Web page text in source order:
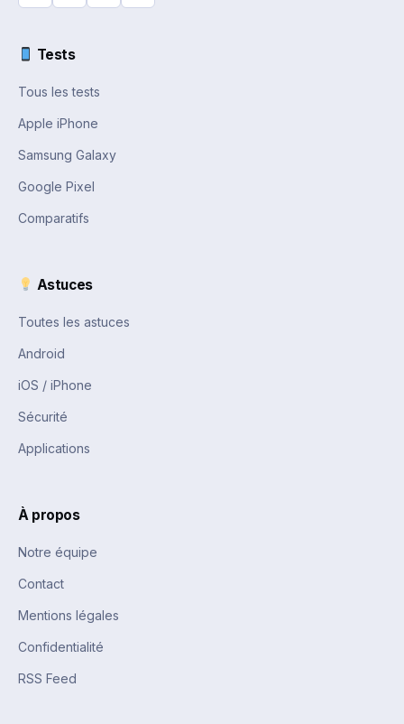
Tests
Tous les tests
Apple iPhone
Samsung Galaxy
Google Pixel
Comparatifs
Astuces
Toutes les astuces
Android
iOS / iPhone
Sécurité
Applications
À propos
Notre équipe
Contact
Mentions légales
Confidentialité
RSS Feed